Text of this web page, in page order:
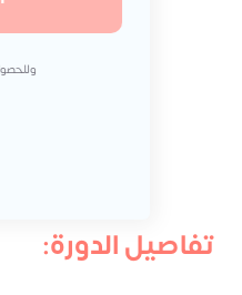
تفاصيل الدورة: